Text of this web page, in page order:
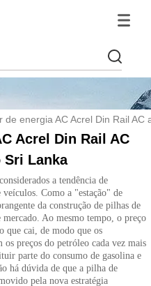
de energia AC Acrel Din Rail AC
Acrel Din Rail AC
Sri Lanka